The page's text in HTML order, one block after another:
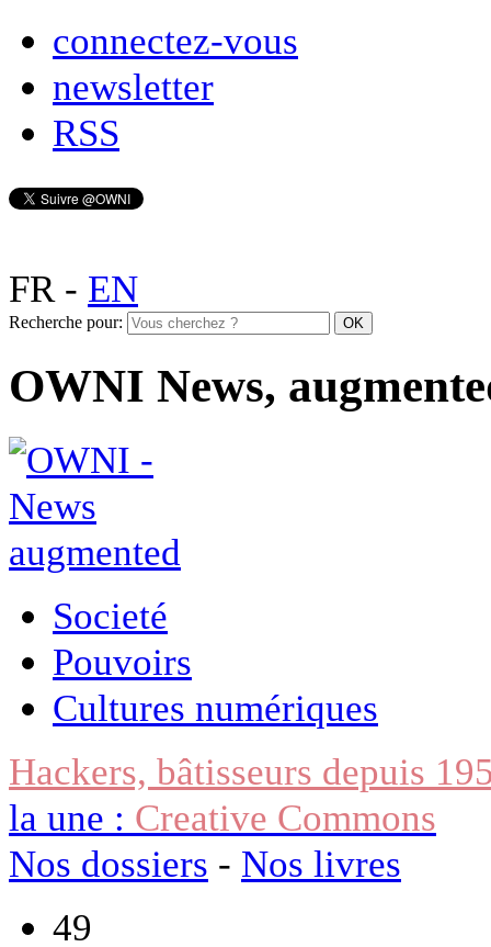
connectez-vous
newsletter
RSS
FR- EN
Recherche pour:
OWNI News,
Societé
Pouvoirs
Cultures numériques
Hackers, bâtisseurs depuis
la une : Creative Commons
Nos dossiers - Nos livres
49